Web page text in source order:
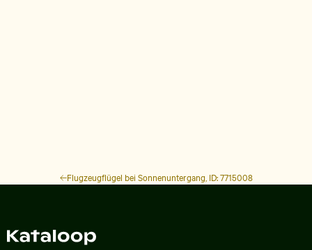
Flugzeugflügel bei Sonnenuntergang, ID: 7715008